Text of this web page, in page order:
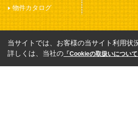
物件カタログ
当サイトでは、お客様の当サイト利用
詳しくは、当社の 「Cookieの取扱いについて